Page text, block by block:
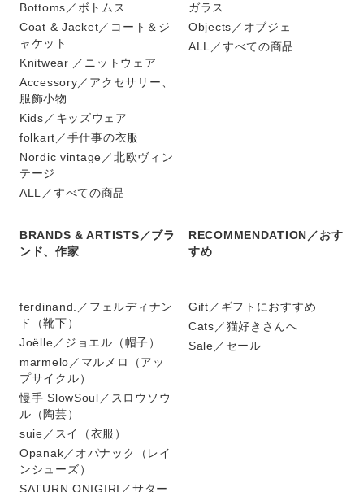
Bottoms／ボトムス
Coat & Jacket／コート＆ジ
ャケット
Knitwear ／ニットウェア
Accessory／アクセサリー、
服飾小物
Kids／キッズウェア
folkart／手仕事の衣服
Nordic vintage／北欧ヴィン
テージ
ALL／すべての商品
ガラス
Objects／オブジェ
ALL／すべての商品
BRANDS & ARTISTS／ブラ
ンド、作家
ferdinand.／フェルディナン
ド（靴下）
Joëlle／ジョエル（帽子）
marmelo／マルメロ（アッ
プサイクル）
慢手 SlowSoul／スロウソウ
ル（陶芸）
suie／スイ（衣服）
Opanak／オパナック（レイ
ンシューズ）
SATURN ONIGIRI／サター
RECOMMENDATION／おす
すめ
Gift／ギフトにおすすめ
Cats／猫好きさんへ
Sale／セール